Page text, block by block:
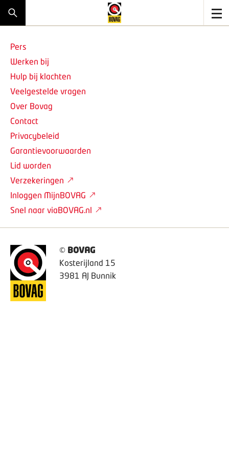
© BOVAG
Kosterijland 15
3981 AJ Bunnik
Pers
Werken bij
Hulp bij klachten
Veelgestelde vragen
Over Bovag
Contact
Privacybeleid
Garantievoorwaarden
Lid worden
Verzekeringen
Inloggen MijnBOVAG
Snel naar viaBOVAG.nl